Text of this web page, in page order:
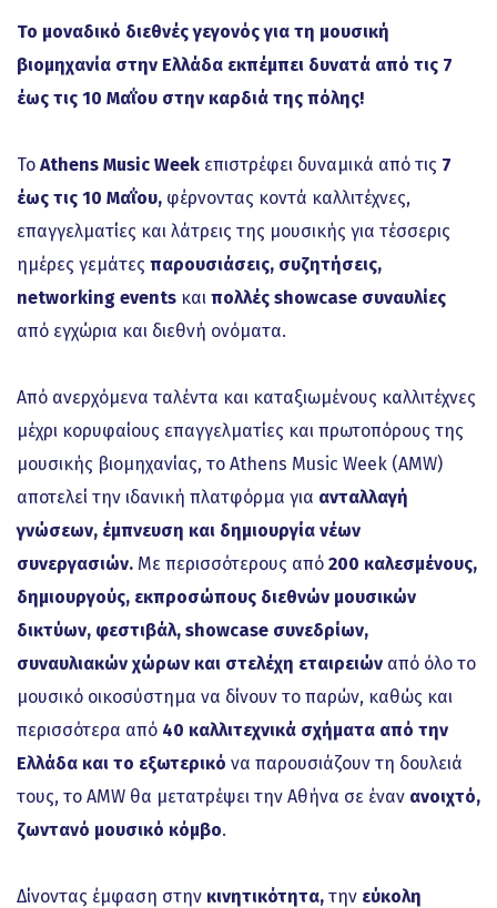
To μοναδικό διεθνές γεγονός για τη μουσική
βιομηχανία στην Ελλάδα εκπέμπει δυνατά από τις 7
έως τις 10 Μαΐου στην καρδιά της πόλης!
Το Athens Music Week επιστρέφει δυναμικά από τις 7
έως τις 10 Μαΐου, φέρνοντας κοντά καλλιτέχνες,
επαγγελματίες και λάτρεις της μουσικής για τέσσερις
ημέρες γεμάτες παρουσιάσεις, συζητήσεις,
networking events και πολλές showcase συναυλίες
από εγχώρια και διεθνή ονόματα.
Από ανερχόμενα ταλέντα και καταξιωμένους καλλιτέχνες
μέχρι κορυφαίους επαγγελματίες και πρωτοπόρους της
μουσικής βιομηχανίας, το Athens Music Week (AMW)
αποτελεί την ιδανική πλατφόρμα για ανταλλαγή
γνώσεων, έμπνευση και δημιουργία νέων
συνεργασιών. Με περισσότερους από 200 καλεσμένους,
δημιουργούς, εκπροσώπους διεθνών μουσικών
δικτύων, φεστιβάλ, showcase συνεδρίων,
συναυλιακών χώρων και στελέχη εταιρειών από όλο το
μουσικό οικοσύστημα να δίνουν το παρών, καθώς και
περισσότερα από 40 καλλιτεχνικά σχήματα από την
Ελλάδα και το εξωτερικό να παρουσιάζουν τη δουλειά
τους, το AMW θα μετατρέψει την Αθήνα σε έναν ανοιχτό,
ζωντανό μουσικό κόμβο.
Δίνοντας έμφαση στην κινητικότητα, την εύκολη